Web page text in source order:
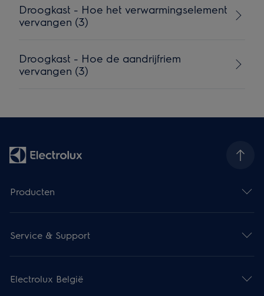
Droogkast - Hoe het verwarmingselement
vervangen (3)
Droogkast - Hoe de aandrijfriem
vervangen (3)
Producten
Service & Support
Electrolux België